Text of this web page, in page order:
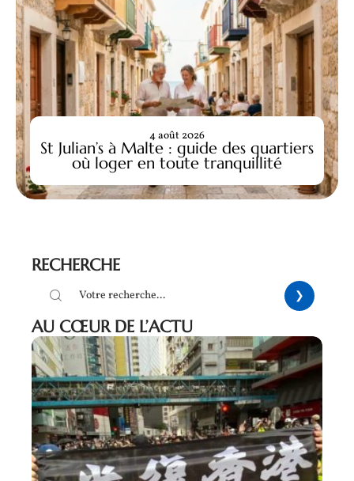
St Julian’s à Malte : guide des quartiers
où loger en toute tranquillité
4 août 2026
RECHERCHE
AU CŒUR DE L’ACTU